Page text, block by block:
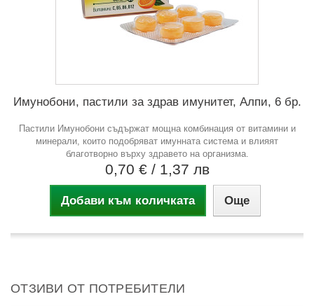
Имунобони, пастили за здрав имунитет, Алпи, 6 бр.
Пастили Имунобони съдържат мощна комбинация от витамини и
минерали, които подобряват имунната система и влияят
благотворно върху здравето на организма.
0,70 € / 1,37 лв
Добави към количката Още
ОТЗИВИ ОТ ПОТРЕБИТЕЛИ